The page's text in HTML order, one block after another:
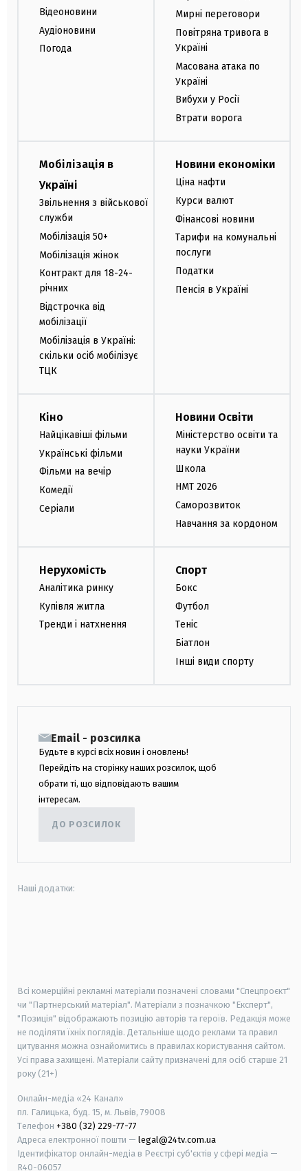
Відеоновини
Аудіоновини
Погода
Мирні переговори
Повітряна тривога в
Україні
Масована атака по
Україні
Вибухи у Росії
Втрати ворога
Мобілізація в
Україні
Звільнення з військової
служби
Мобілізація 50+
Мобілізація жінок
Контракт для 18-24-
річних
Відстрочка від
мобілізації
Мобілізація в Україні:
скільки осіб мобілізує
ТЦК
Новини економіки
Ціна нафти
Курси валют
Фінансові новини
Тарифи на комунальні
послуги
Податки
Пенсія в Україні
Кіно
Найцікавіші фільми
Українські фільми
Фільми на вечір
Комедії
Серіали
Новини Освіти
Міністерство освіти та
науки України
Школа
НМТ 2026
Саморозвиток
Навчання за кордоном
Нерухомість
Аналітика ринку
Купівля житла
Тренди і натхнення
Спорт
Бокс
Футбол
Теніс
Біатлон
Інші види спорту
Email - розсилка
Будьте в курсі всіх новин і оновлень!
Перейдіть на сторінку наших розсилок, щоб
обрати ті, що відповідають вашим
інтересам.
ДО РОЗСИЛОК
Наші додатки:
Всі комерційні рекламні матеріали позначені словами "Спецпроєкт"
чи "Партнерський матеріал". Матеріали з позначкою "Експерт",
"Позиція" відображають позицію авторів та героїв. Редакція може
не поділяти їхніх поглядів. Детальніше щодо реклами та правил
цитування можна ознайомитись в правилах користування сайтом.
Усі права захищені. Матеріали сайту призначені для осіб старше 21
року (21+)
Онлайн-медіа «24 Канал»
пл. Галицька, буд. 15, м. Львів, 79008
Телефон +380 (32) 229-77-77
Адреса електронної пошти — legal@24tv.com.ua
Ідентифікатор онлайн-медіа в Реєстрі суб'єктів у сфері медіа —
R40-06057